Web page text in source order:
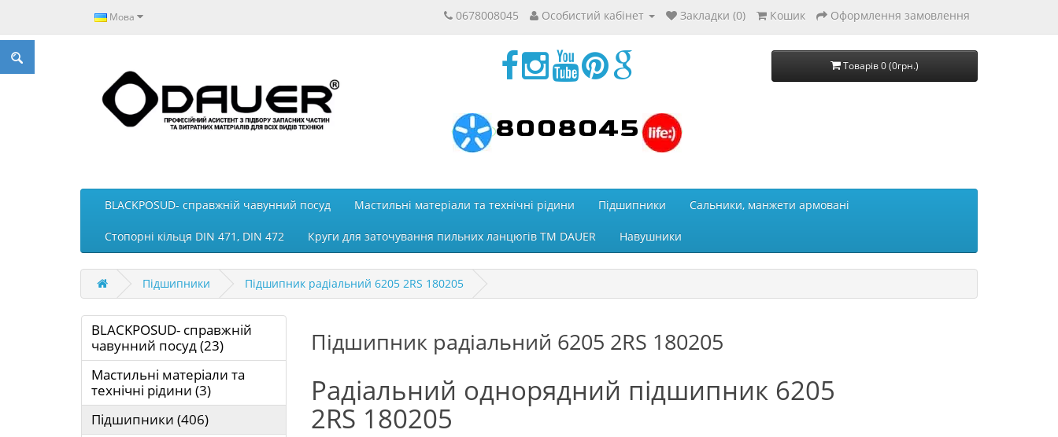
Мова 0678008045 Особистий кабінет Закладки (0) Кошик Оформлення замовлення
8008045
Товарів 0 (0грн.)
BLACKPOSUD- справжній чавунний посуд Мастильні матеріали та технічні рідини Підшипники Сальники, манжети армовані
Стопорні кільця DIN 471, DIN 472 Круги для заточування пильних ланцюгів ТМ DAUER Навушники
Підшипники Підшипник радіальний 6205 2RS 180205
BLACKPOSUD- справжній
чавунний посуд (23)
Мастильні матеріали та
технічні рідини (3)
Підшипники (406)
Підшипник радіальний 6205 2RS 180205
Радіальний однорядний підшипник 6205
2RS 180205